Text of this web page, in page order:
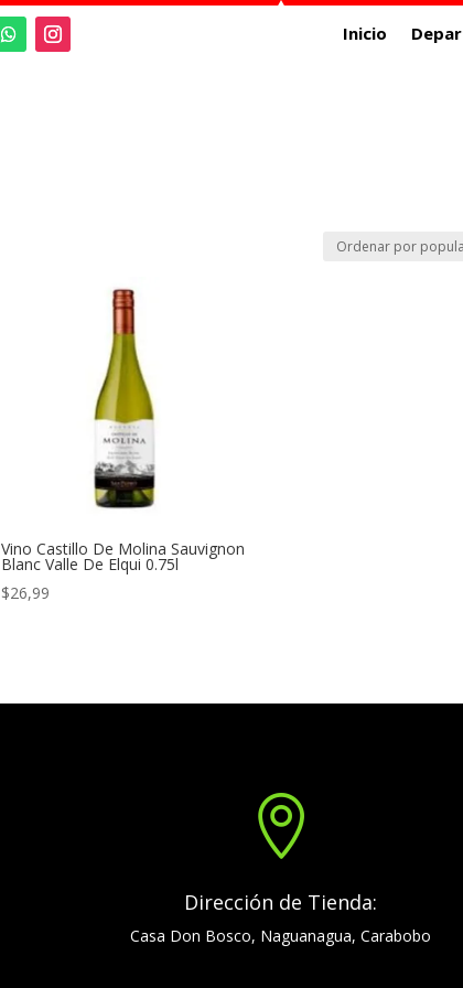
Inicio
Vino Castillo De Molina Sauvignon
Blanc Valle De Elqui 0.75l
$26,99

Dirección de Tienda:
Casa Don Bosco, Naguanagua, Carabobo